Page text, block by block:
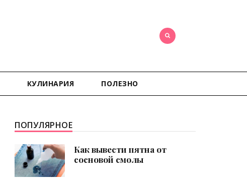
КУЛИНАРИЯ ПОЛЕЗНО
ПОПУЛЯРНОЕ
Как вывести пятна от
сосновой смолы